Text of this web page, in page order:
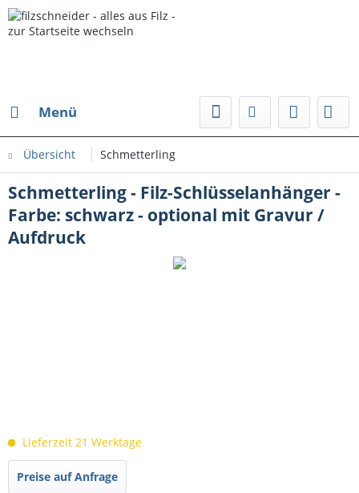
Menü
Übersicht Schmetterling
Schmetterling - Filz-Schlüsselanhänger -
Farbe: schwarz - optional mit Gravur /
Aufdruck
Lieferzeit 21 Werktage
Preise auf Anfrage